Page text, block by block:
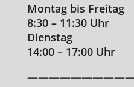
Montag bis Freitag
8:30 – 11:30 Uhr
Dienstag
14:00 – 17:00 Uhr